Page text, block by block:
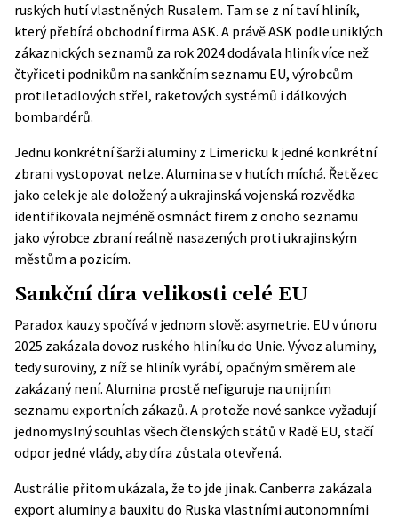
ruských hutí vlastněných Rusalem. Tam se z ní taví hliník,
který přebírá obchodní firma ASK. A právě ASK podle uniklých
zákaznických seznamů za rok 2024 dodávala hliník více než
čtyřiceti podnikům na sankčním seznamu EU, výrobcům
protiletadlových střel, raketových systémů i dálkových
bombardérů.
Jednu konkrétní šarži aluminy z Limericku k jedné konkrétní
zbrani vystopovat nelze. Alumina se v hutích míchá. Řetězec
jako celek je ale doložený a ukrajinská vojenská rozvědka
identifikovala nejméně osmnáct firem z onoho seznamu
jako výrobce zbraní reálně nasazených proti ukrajinským
městům a pozicím.
Sankční díra velikosti celé EU
Paradox kauzy spočívá v jednom slově: asymetrie. EU v únoru
2025 zakázala dovoz ruského hliníku do Unie. Vývoz aluminy,
tedy suroviny, z níž se hliník vyrábí, opačným směrem ale
zakázaný není. Alumina prostě nefiguruje na unijním
seznamu exportních zákazů. A protože nové sankce vyžadují
jednomyslný souhlas všech členských států v Radě EU, stačí
odpor jedné vlády, aby díra zůstala otevřená.
Austrálie přitom ukázala, že to jde jinak. Canberra zakázala
export aluminy a bauxitu do Ruska vlastními autonomními